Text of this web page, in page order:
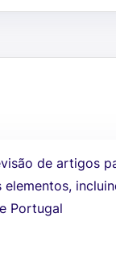
de artigos
Portugal